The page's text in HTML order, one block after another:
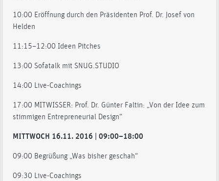
10:00 Eröffnung durch den Präsidenten Prof. Dr. Josef von
Helden
11:15–12:00 Ideen Pitches
13:00 Sofatalk mit SNUG.STUDIO
14:00 Live-Coachings
17:00 MITWISSER: Prof. Dr. Günter Faltin: „Von der Idee zum
stimmigen Entrepreneurial Design“
MITTWOCH 16.11. 2016 | 09:00–18:00
09:00 Begrüßung „Was bisher geschah“
09:30 Live-Coachings